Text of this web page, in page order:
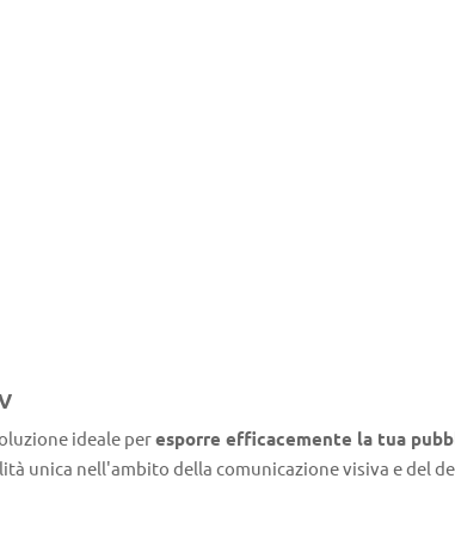
ideale peresporre efficacemente la tua
unica nell'ambito della comunicazione visiva e del